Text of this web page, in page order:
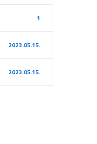
1
2023.05.15.
2023.05.15.